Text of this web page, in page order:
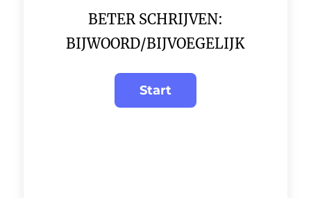
BETER SCHRIJVEN:
BIJWOORD/BIJVOEGELIJK